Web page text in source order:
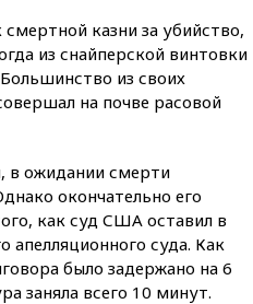
казни за убийство,
из снайперской винтовки
из своих
на почве расовой
в ожидании смерти
окончательно его
как суд США оставил в
апелляционного суда. Как
было задержано на 6
заняла всего 10 минут.